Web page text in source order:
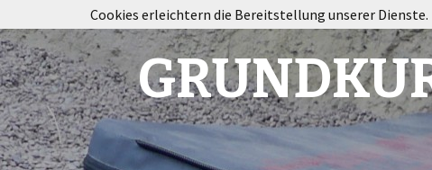
Cookies erleichtern die Bereitstellung unserer